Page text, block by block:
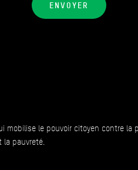
ENVOYER
le pouvoir citoyen contre la
la pauvreté.